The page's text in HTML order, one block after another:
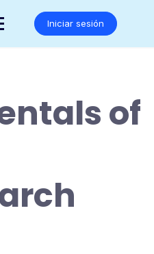
Iniciar sesión
of